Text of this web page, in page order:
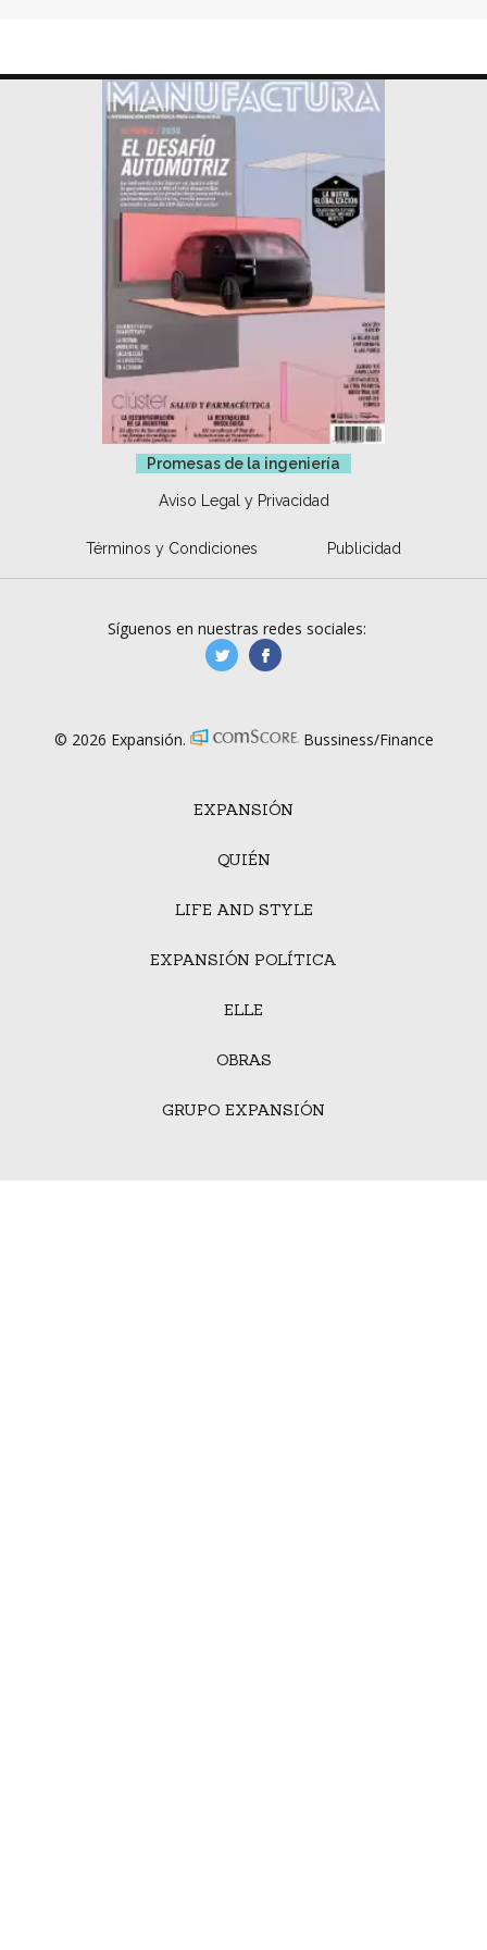
Promesas de la ingeniería
Aviso Legal y Privacidad
Términos y Condiciones Publicidad
EXPANSIÓN
QUIÉN
LIFE AND STYLE
EXPANSIÓN POLÍTICA
ELLE
OBRAS
GRUPO EXPANSIÓN
Síguenos en nuestras redes sociales:
manufacturaGE
© 2026 Expansión. Bussiness/Finance